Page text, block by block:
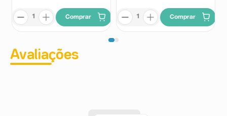
Comprar Comprar
Avaliações